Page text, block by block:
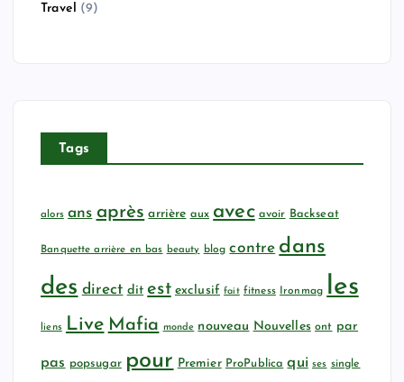
Travel (9)
Tags
alors ans après arrière aux avec avoir Backseat
Banquette arrière en bas beauty blog contre dans
des direct dit est exclusif fait fitness Ironmag les
liens Live Mafia monde nouveau Nouvelles ont par
pas popsugar pour Premier ProPublica qui ses single